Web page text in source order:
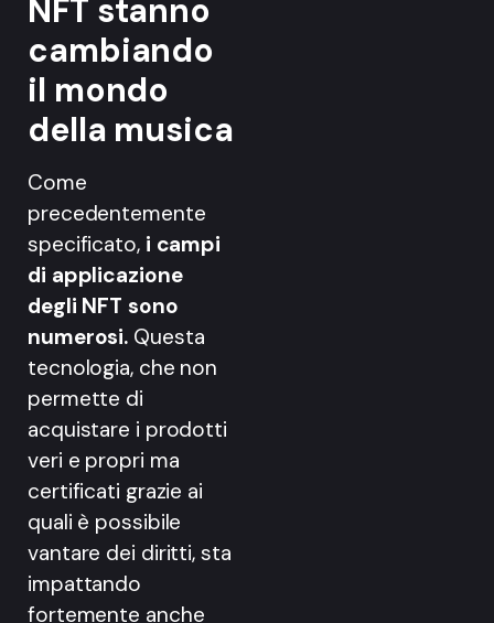
NFT stanno
cambiando
il mondo
della musica
Come
precedentemente
specificato, i campi
di applicazione
degli NFT sono
numerosi. Questa
tecnologia, che non
permette di
acquistare i prodotti
veri e propri ma
certificati grazie ai
quali è possibile
vantare dei diritti, sta
impattando
fortemente anche